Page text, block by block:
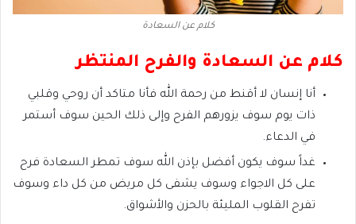
كلام عن السعادة
كلام عن السعادة والفرح المنتظر
أنا إنسان لا أقنط من رحمة الله فأنا متاكد أن روحي وقلبي
ذات يوم سوف يزورهم الفرح وإلى ذلك الحين سوف أستمر
في الدعاء.
غداً سوف يكون أفضل بإذن الله سوف تمطر السعادة فرح
على كل الاجواء وسوف يشفى كل مريض من كل داء وسوف
تفرح القلوب المليئة بالحزن والأشواق.